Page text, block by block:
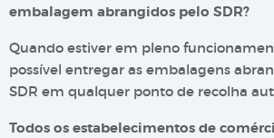
embalagem abrangidos pelo SDR?
Quando estiver em pleno
possível entregar as embalagens
SDR em qualquer ponto de recolha
Todos os estabelecimentos de